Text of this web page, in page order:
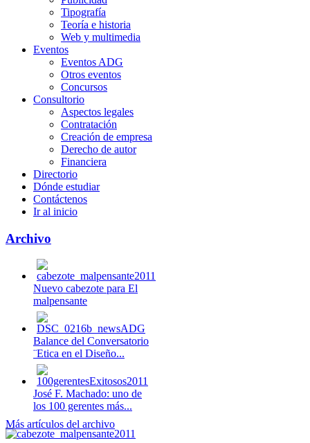
Tipografía
Teoría e historia
Web y multimedia
Eventos
Eventos ADG
Otros eventos
Concursos
Consultorio
Aspectos legales
Contratación
Creación de empresa
Derecho de autor
Financiera
Directorio
Dónde estudiar
Contáctenos
Ir al inicio
Archivo
Nuevo cabezote para El
malpensante
Balance del Conversatorio
¨Etica en el Diseño...
José F. Machado: uno de
los 100 gerentes más...
Más artículos del archivo